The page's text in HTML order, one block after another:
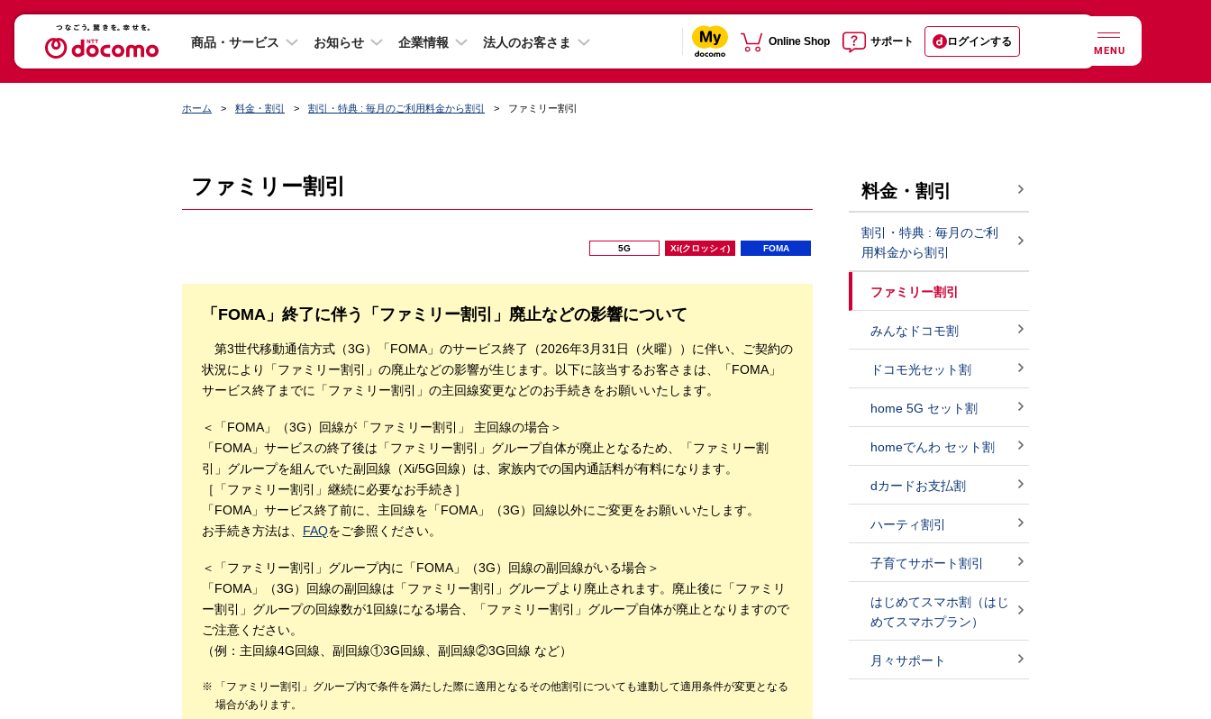
商品・サービス お知らせ 企業情報 法人のお客さま Online Shop サポート ログインする
MENU
ホーム 料金・割引 割引・特典 : 毎月のご利用料金から割引 ファミリー割引
ファミリー割引
5G Xi(クロッシィ) FOMA
「FOMA」終了に伴う「ファミリー割引」廃止などの影響について
第3世代移動通信方式（3G）「FOMA」のサービス終了（2026年3月31日（火曜））に伴い、ご契約の
状況により「ファミリー割引」の廃止などの影響が生じます。以下に該当するお客さまは、「FOMA」
サービス終了までに「ファミリー割引」の主回線変更などのお手続きをお願いいたします。
＜「FOMA」（3G）回線が「ファミリー割引」 主回線の場合＞
「FOMA」サービスの終了後は「ファミリー割引」グループ自体が廃止となるため、「ファミリー割
引」グループを組んでいた副回線（Xi/5G回線）は、家族内での国内通話料が有料になります。
［「ファミリー割引」継続に必要なお手続き］
「FOMA」サービス終了前に、主回線を「FOMA」（3G）回線以外にご変更をお願いいたします。
お手続き方法は、 FAQをご参照ください。
＜「ファミリー割引」グループ内に「FOMA」（3G）回線の副回線がいる場合＞
「FOMA」（3G）回線の副回線は「ファミリー割引」グループより廃止されます。廃止後に「ファミリ
ー割引」グループの回線数が1回線になる場合、「ファミリー割引」グループ自体が廃止となりますので
ご注意ください。
（例：主回線4G回線、副回線①3G回線、副回線②3G回線 など）
「ファミリー割引」グループ内で条件を満たした際に適用となるその他割引についても連動して適用条件が変更となる
場合があります。
料金・割引
割引・特典 : 毎月のご利
用料金から割引
ファミリー割引
みんなドコモ割
ドコモ光セット割
home 5G セット割
homeでんわ セット割
dカードお支払割
ハーティ割引
子育てサポート割引
はじめてスマホ割（はじ
めてスマホプラン）
月々サポート